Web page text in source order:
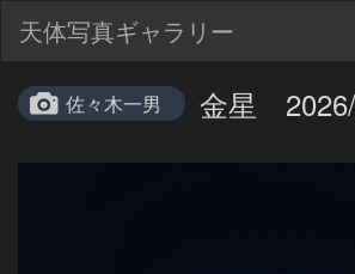
天体写真ギャラリー
佐々木一男 金星